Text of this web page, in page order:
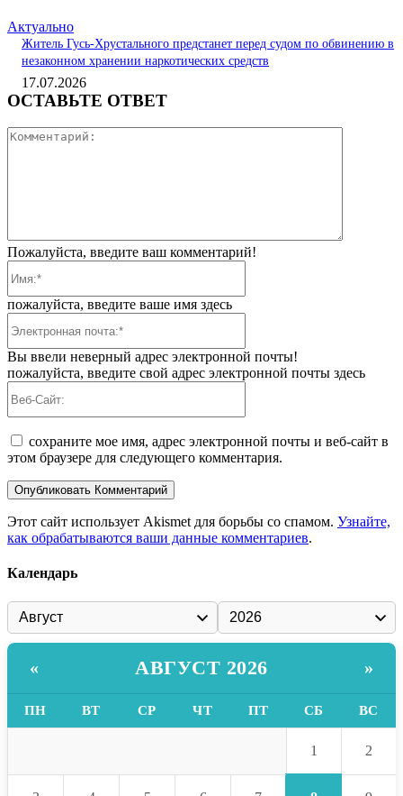
Актуально
Житель Гусь-Хрустального предстанет перед судом по обвинению в
незаконном хранении наркотических средств
17.07.2026
ОСТАВЬТЕ ОТВЕТ
Пожалуйста, введите ваш комментарий!
пожалуйста, введите ваше имя здесь
Вы ввели неверный адрес электронной почты!
пожалуйста, введите свой адрес электронной почты здесь
сохраните мое имя, адрес электронной почты и веб-сайт в
этом браузере для следующего комментария.
Этот сайт использует Akismet для борьбы со спамом. Узнайте,
как обрабатываются ваши данные комментариев.
Календарь
« АВГУСТ 2026 »
ПН ВТ СР ЧТ ПТ СБ ВС
1 2